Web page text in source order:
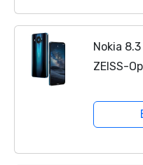
Nokia
ZEISS-
Polar